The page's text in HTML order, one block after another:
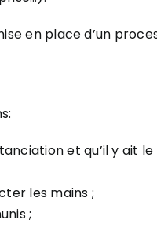
en place d’un
et qu’il y ait
les mains ;
;